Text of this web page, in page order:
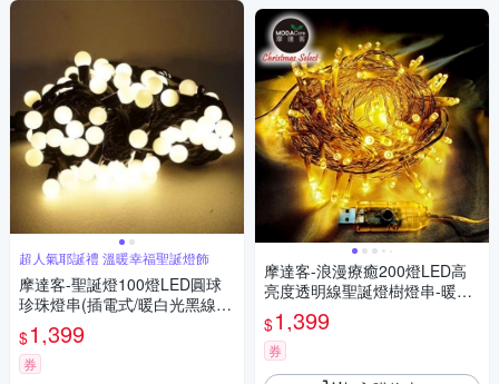
超人氣耶誕禮 溫暖幸福聖誕燈飾
摩達客-聖誕燈100燈LED圓球
珍珠燈串(插電式/暖白光黑線/
附控制器跳機)(高亮度又省電)
$1,399
券
摩達客-浪漫療癒200燈LED高
亮度透明線聖誕燈樹燈串-暖白
光(附USB插頭+控制器)
$1,399
券